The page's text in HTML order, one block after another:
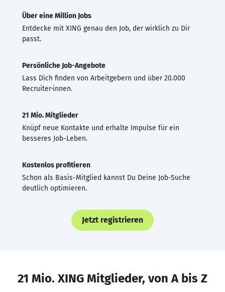
Über eine Million Jobs
Entdecke mit XING genau den Job, der wirklich zu Dir
passt.
Persönliche Job-Angebote
Lass Dich finden von Arbeitgebern und über 20.000
Recruiter·innen.
21 Mio. Mitglieder
Knüpf neue Kontakte und erhalte Impulse für ein
besseres Job-Leben.
Kostenlos profitieren
Schon als Basis-Mitglied kannst Du Deine Job-Suche
deutlich optimieren.
Jetzt registrieren
21 Mio. XING Mitglieder, von A bis Z